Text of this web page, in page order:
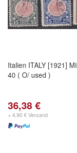
Italien ITALY [1921]
40 ( O/ used )
36,38 €
+ 4,90 € Versand